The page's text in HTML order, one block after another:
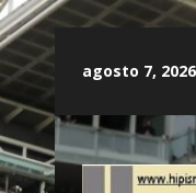
contenido
agosto 7, 2026